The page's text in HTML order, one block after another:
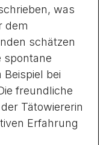
was
dem
schätzen
spontane
bei
freundliche
Tätowiererin
Erfahrung